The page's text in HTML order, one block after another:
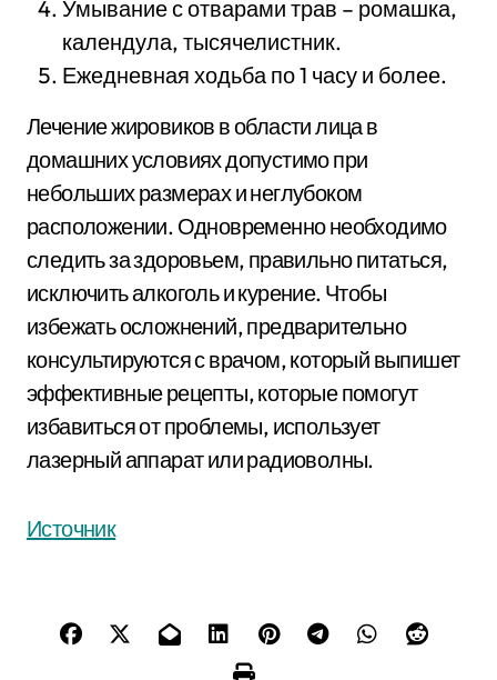
Умывание с отварами трав – ромашка,
календула, тысячелистник.
Ежедневная ходьба по 1 часу и более.
Лечение жировиков в области лица в
домашних условиях допустимо при
небольших размерах и неглубоком
расположении. Одновременно необходимо
следить за здоровьем, правильно питаться,
исключить алкоголь и курение. Чтобы
избежать осложнений, предварительно
консультируются с врачом, который выпишет
эффективные рецепты, которые помогут
избавиться от проблемы, использует
лазерный аппарат или радиоволны.
Источник